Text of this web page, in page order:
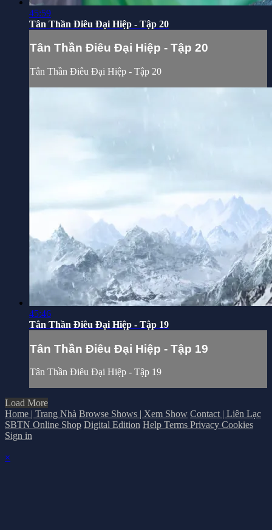
45:59
Tân Thần Điêu Đại Hiệp - Tập 20
Tân Thần Điêu Đại Hiệp - Tập 20
Tân Thần Điêu Đại Hiệp - Tập 20
45:46
Tân Thần Điêu Đại Hiệp - Tập 19
Tân Thần Điêu Đại Hiệp - Tập 19
Tân Thần Điêu Đại Hiệp - Tập 19
Load More
Home | Trang Nhà Browse Shows | Xem Show Contact | Liên Lạc
SBTN Online Shop Digital Edition Help Terms Privacy Cookies
Sign in
×